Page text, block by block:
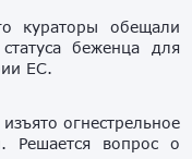
кураторы обещали
беженца для
ЕС.
огнестрельное
Решается вопрос о